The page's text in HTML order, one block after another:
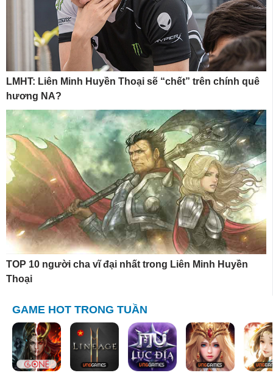
LMHT: Liên Minh Huyền Thoại sẽ “chết” trên chính quê
hương NA?
TOP 10 người cha vĩ đại nhất trong Liên Minh Huyền
Thoại
GAME HOT TRONG TUẦN